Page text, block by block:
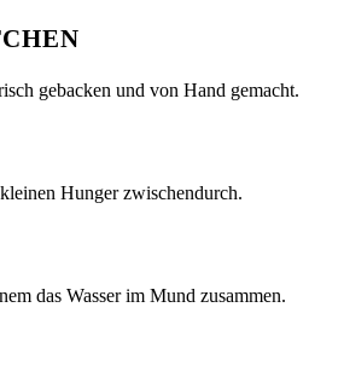
gebacken und von Hand gemacht.
Hunger zwischendurch.
das Wasser im Mund zusammen.